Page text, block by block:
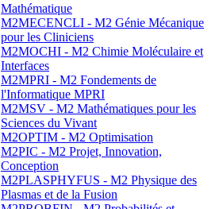
Mathématique
M2MECENCLI - M2 Génie Mécanique
pour les Cliniciens
M2MOCHI - M2 Chimie Moléculaire et
Interfaces
M2MPRI - M2 Fondements de
l'Informatique MPRI
M2MSV - M2 Mathématiques pour les
Sciences du Vivant
M2OPTIM - M2 Optimisation
M2PIC - M2 Projet, Innovation,
Conception
M2PLASPHYFUS - M2 Physique des
Plasmas et de la Fusion